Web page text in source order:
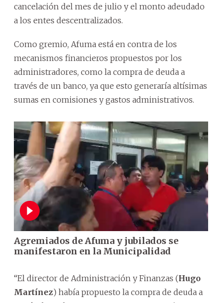
cancelación del mes de julio y el monto adeudado
a los entes descentralizados.
Como gremio, Afuma está en contra de los
mecanismos financieros propuestos por los
administradores, como la compra de deuda a
través de un banco, ya que esto generaría altísimas
sumas en comisiones y gastos administrativos.
Agremiados de Afuma y jubilados se
manifestaron en la Municipalidad
“El director de Administración y Finanzas (Hugo
Martínez) había propuesto la compra de deuda a